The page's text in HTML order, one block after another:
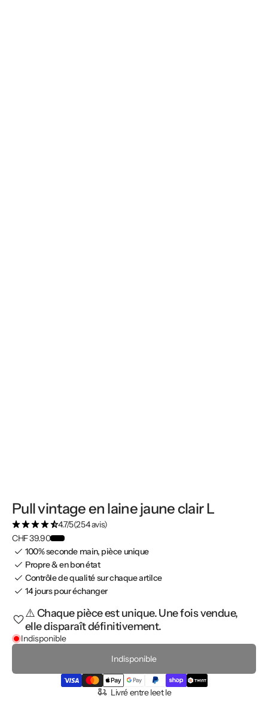
Pull vintage en laine jaune clair L
4.7/5(254 avis)
CHF 39.90
100% seconde main, pièce unique
Propre & en bon état
Contrôle de qualité sur chaque artilce
14 jours pour échanger
⚠️ Chaque pièce est unique. Une fois vendue,
elle disparaît définitivement.
Indisponible
Indisponible
Livré entre leet le